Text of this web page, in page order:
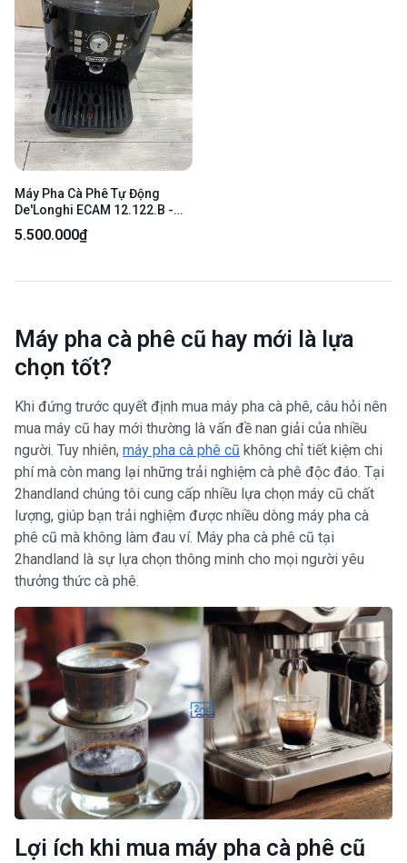
Máy Pha Cà Phê Tự Động
De'Longhi ECAM 12.122.B -
220-240V - Màu đen - Ngoại
hình: 97% - Kèm nguồn
5.500.000₫
Máy pha cà phê cũ hay mới là lựa
chọn tốt?
Khi đứng trước quyết định mua máy pha cà phê, câu hỏi nên
mua máy cũ hay mới thường là vấn đề nan giải của nhiều
người. Tuy nhiên, máy pha cà phê cũ không chỉ tiết kiệm chi
phí mà còn mang lại những trải nghiệm cà phê độc đáo. Tại
2handland chúng tôi cung cấp nhiều lựa chọn máy cũ chất
lượng, giúp bạn trải nghiệm được nhiều dòng máy pha cà
phê cũ mà không làm đau ví. Máy pha cà phê cũ tại
2handland là sự lựa chọn thông minh cho mọi người yêu
thưởng thức cà phê.
Lợi ích khi mua máy pha cà phê cũ